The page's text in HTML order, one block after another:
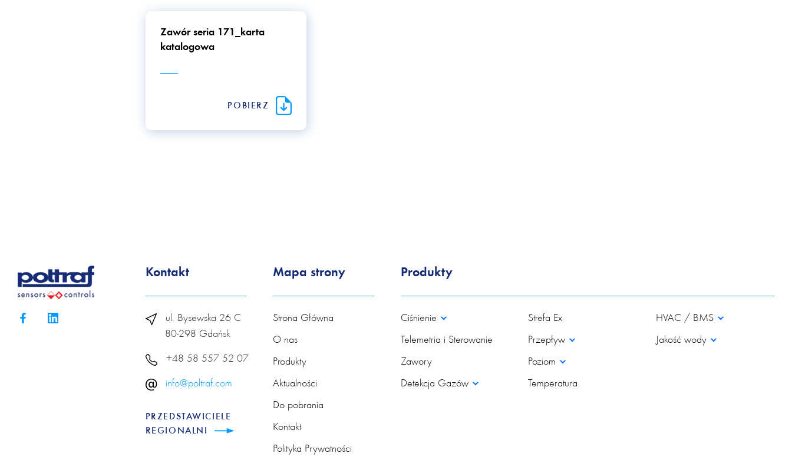
Zawór seria 171_karta
katalogowa
POBIERZ
Kontakt
ul. Bysewska 26 C
80-298 Gdańsk
+48 58 557 52 07
info@poltraf.com
PRZEDSTAWICIELE
REGIONALNI
Mapa strony
Strona Główna
O nas
Produkty
Aktualności
Do pobrania
Kontakt
Polityka Prywatności
Produkty
Ciśnienie
Telemetria i Sterowanie
Zawory
Detekcja Gazów
Strefa Ex
Przepływ
Poziom
Temperatura
HVAC / BMS
Jakość wody